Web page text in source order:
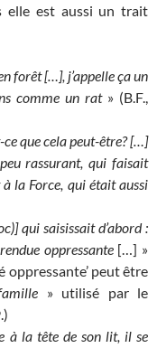
elle est aussi un trait
forêt […], j’appelle ça un
comme un rat» (B.F.,
ce que cela peut-être? […]
rassurant, qui faisait
à la Force, qui était aussi
qui saisissait d’abord :
oppressante[…] »
oppressante’ peut être
» utilisé par le
à la tête de son lit, il se